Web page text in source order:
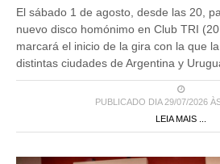
El sábado 1 de agosto, desde las 20,
nuevo disco homónimo en Club TRI
marcará el inicio de la gira con la que
distintas ciudades de Argentina y
PUBLICADO DIA 29/07/2026
LEIA MAIS ...